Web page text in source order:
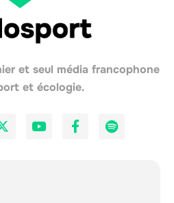
et seul média francophone
et écologie.